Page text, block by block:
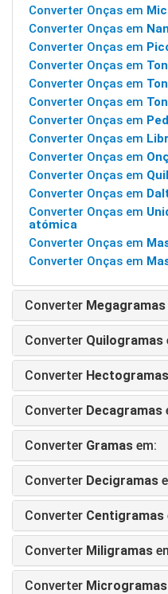
Converter Onças em
Converter Onças em
Converter Onças em
Converter Onças em
Converter Onças em
Converter Onças em
Converter Onças em
Converter Onças em
Converter Onças em
Converter Onças em
Converter Onças em
Converter Onças em
atómica
Converter Onças em
Converter Onças em
Converter Megagramas
Converter Quilogramas
Converter Hectogramas
Converter Decagramas
Converter Gramas em:
Converter Decigramas
Converter Centigramas
Converter Miligramas
Converter Microgramas